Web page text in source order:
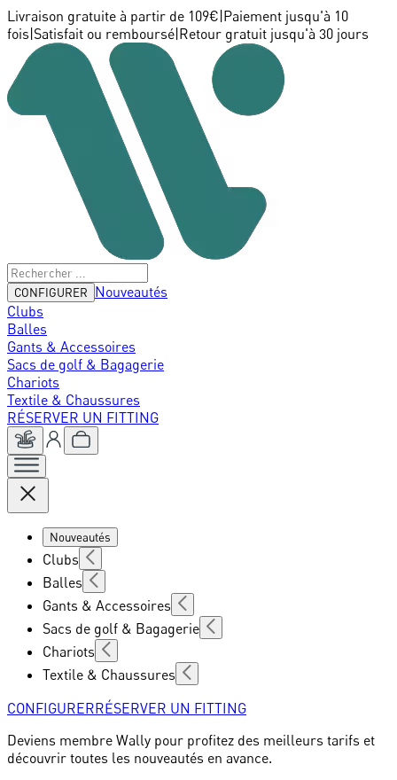
Livraison gratuite à partir de 109€ Paiement jusqu'à 10
fois Satisfait ou remboursé Retour gratuit jusqu'à 30 jours
CONFIGURER
Nouveautés
Clubs
Balles
Gants & Accessoires
Sacs de golf & Bagagerie
Chariots
Textile & Chaussures
RÉSERVER UN FITTING
Nouveautés
Clubs
Balles
Gants & Accessoires
Sacs de golf & Bagagerie
Chariots
Textile & Chaussures
CONFIGURERRÉSERVER UN FITTING
Deviens membre Wally pour profitez des meilleurs tarifs et
découvrir toutes les nouveautés en avance.